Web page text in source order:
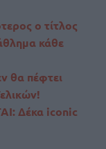
ο τίτλος
κάθε
θα πέφτει
Δέκα iconic